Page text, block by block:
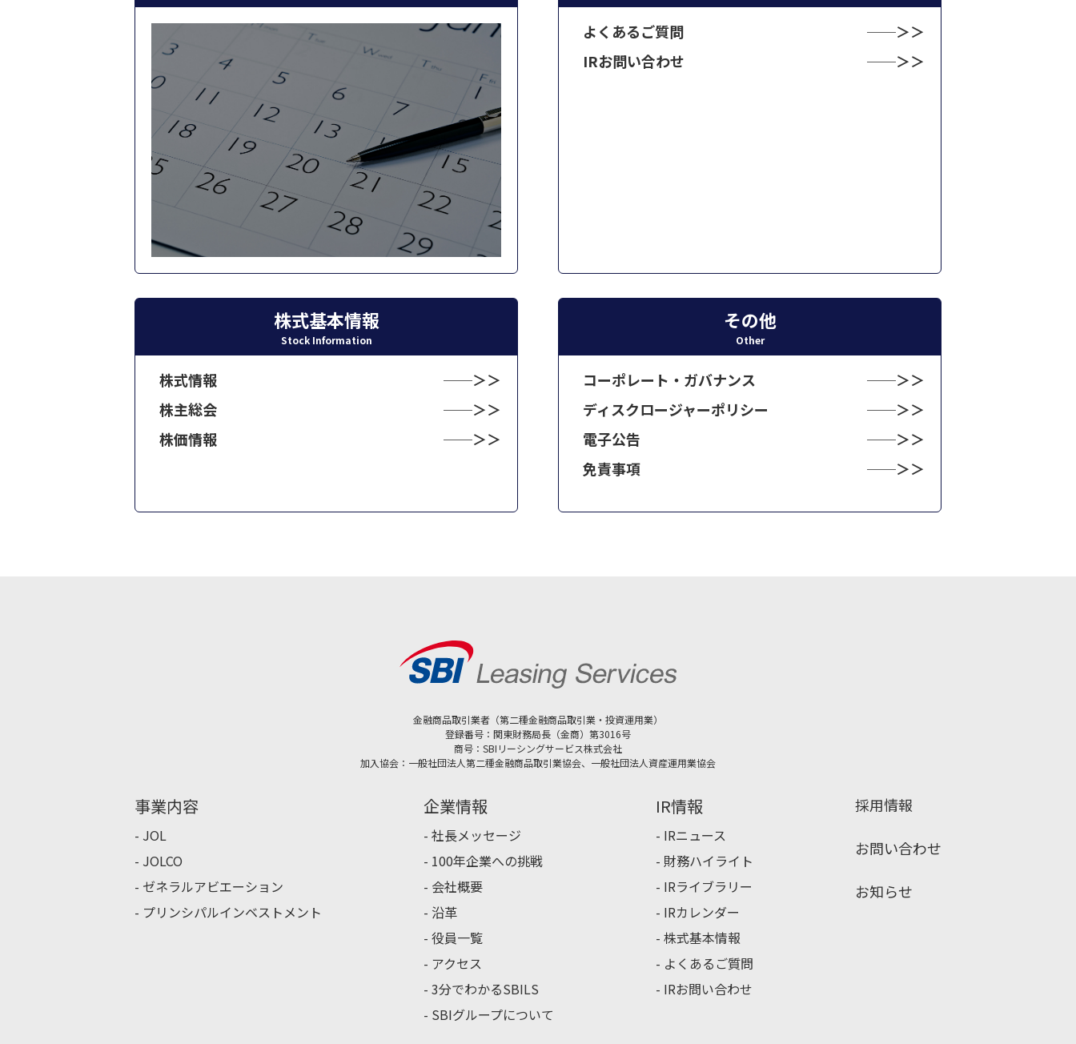
よくあるご質問
IRお問い合わせ
株式基本情報
Stock Information
株式情報
株主総会
株価情報
その他
Other
コーポレート・ガバナンス
ディスクロージャーポリシー
電子公告
免責事項
金融商品取引業者（第二種金融商品取引業・投資運用業）
登録番号：関東財務局長（金商）第3016号
商号：SBIリーシングサービス株式会社
加入協会：一般社団法人第二種金融商品取引業協会、一般社団法人資産運用業協会
事業内容
JOL
JOLCO
ゼネラルアビエーション
プリンシパルインベストメント
企業情報
社長メッセージ
100年企業への挑戦
会社概要
沿革
役員一覧
アクセス
3分でわかるSBILS
SBIグループについて
IR情報
IRニュース
財務ハイライト
IRライブラリー
IRカレンダー
株式基本情報
よくあるご質問
IRお問い合わせ
採用情報
お問い合わせ
お知らせ